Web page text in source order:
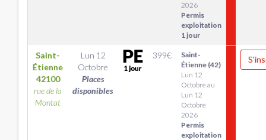
2026
Permis
exploitation
1 jour
Saint-
Étienne
42100
rue de la
Montat
Lun 12
Octobre
Places
disponibles
399€
Saint-
Étienne (42)
Lun 12
Octobre au
Lun 12
Octobre
2026
Permis
exploitation